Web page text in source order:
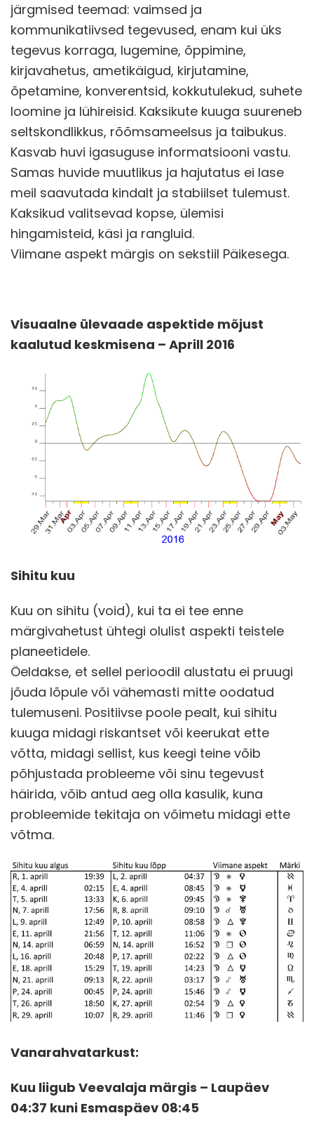
järgmised teemad: vaimsed ja
kommunikatiivsed tegevused, enam kui üks
tegevus korraga, lugemine, õppimine,
kirjavahetus, ametikäigud, kirjutamine,
õpetamine, konverentsid, kokkutulekud, suhete
loomine ja lühireisid. Kaksikute kuuga suureneb
seltskondlikkus, rõõmsameelsus ja taibukus.
Kasvab huvi igasuguse informatsiooni vastu.
Samas huvide muutlikus ja hajutatus ei lase
meil saavutada kindalt ja stabiilset tulemust.
Kaksikud valitsevad kopse, ülemisi
hingamisteid, käsi ja rangluid.
Viimane aspekt märgis on sekstiil Päikesega.
Visuaalne ülevaade aspektide mõjust
kaalutud keskmisena – Aprill 2016
Sihitu kuu
Kuu on sihitu (void), kui ta ei tee enne
märgivahetust ühtegi olulist aspekti teistele
planeetidele.
Öeldakse, et sellel perioodil alustatu ei pruugi
jõuda lõpule või vähemasti mitte oodatud
tulemuseni. Positiivse poole pealt, kui sihitu
kuuga midagi riskantset või keerukat ette
võtta, midagi sellist, kus keegi teine võib
põhjustada probleeme või sinu tegevust
häirida, võib antud aeg olla kasulik, kuna
probleemide tekitaja on võimetu midagi ette
võtma.
Vanarahvatarkust:
Kuu liigub Veevalaja märgis – Laupäev
04:37 kuni Esmaspäev 08:45